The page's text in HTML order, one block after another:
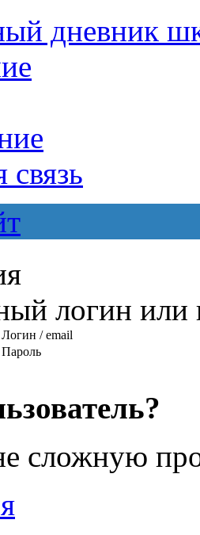
дневник
связь
логин или
Логин / email
Пароль
сложную